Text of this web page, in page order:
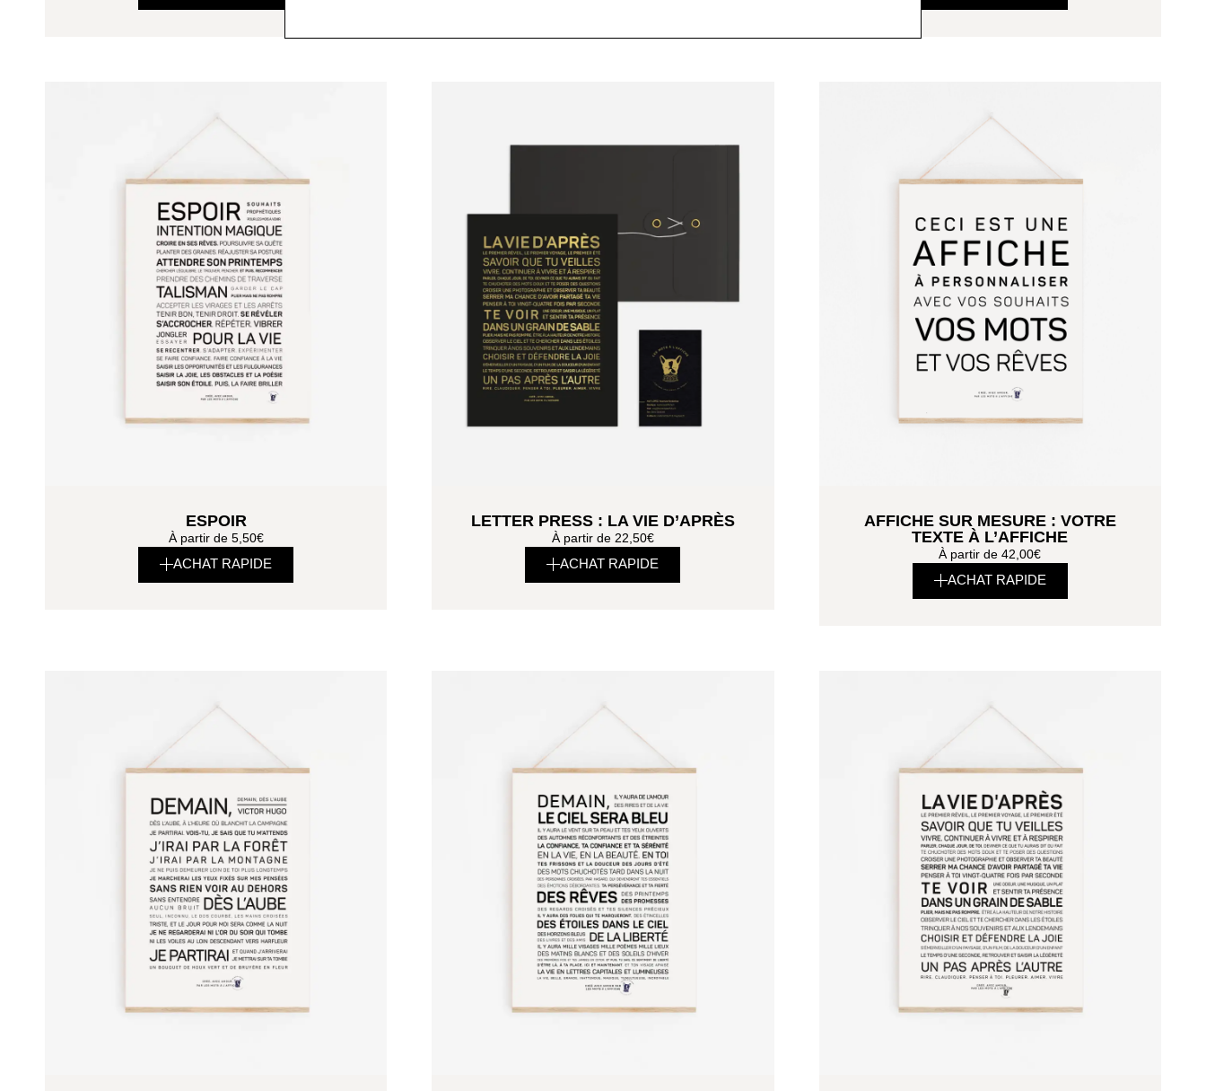
ESPOIR
À partir de 5,50€
ACHAT RAPIDE
LETTER PRESS : LA VIE D’APRÈS
À partir de 22,50€
ACHAT RAPIDE
AFFICHE SUR MESURE : VOTRE
TEXTE À L’AFFICHE
À partir de42,00€
ACHAT RAPIDE